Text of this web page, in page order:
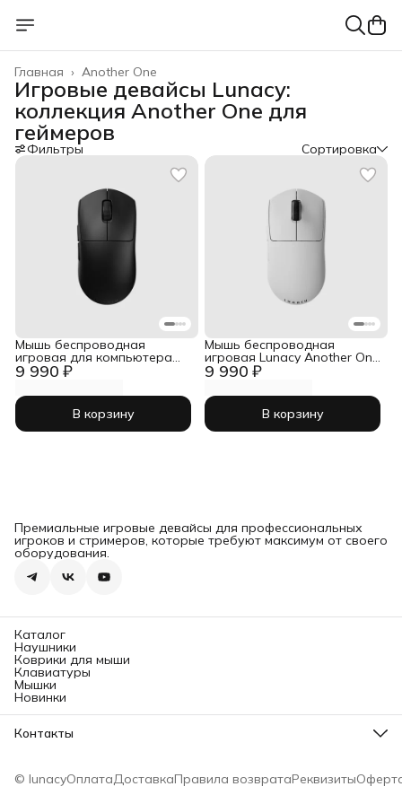
Another One
Главная ›
Игровые девайсы Lunacy:
коллекция Another One для
геймеров
Фильтры Сортировка
9 990 ₽
Мышь беспроводная
игровая для компьютера
Lunacy Another One черная
(LMAOBR2)
В корзину
9 990 ₽
Мышь беспроводная
игровая Lunacy Another One
белая (LMAOWR2)
В корзину
Премиальные игровые девайсы для профессиональных
игроков и стримеров, которые требуют максимум от своего
оборудования.
Каталог
Наушники
Коврики для мыши
Клавиатуры
Мышки
Новинки
Контакты
вопросы по заказам
shop@lunacy.ru
© lunacyОплатаДоставкаПравила возвратаРеквизиты